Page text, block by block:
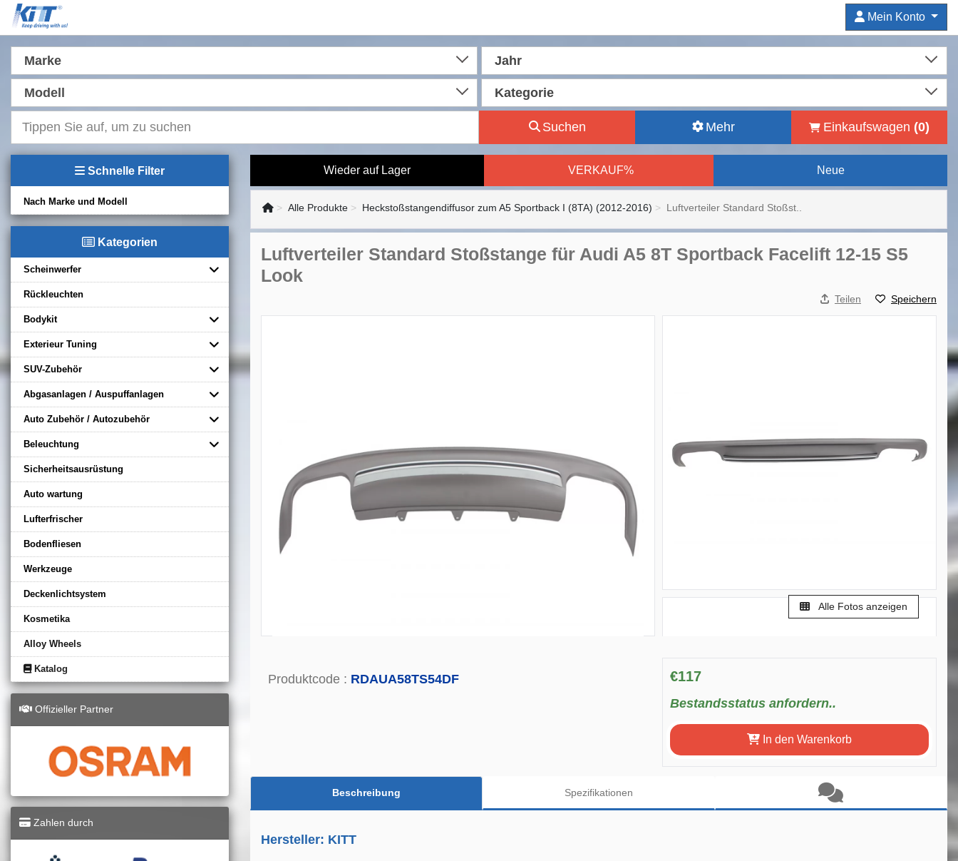
Mein Konto
Marke Jahr
Modell Kategorie
Suchen Mehr Einkaufswagen (0)
Schnelle Filter
Nach Marke und Modell
Kategorien
Scheinwerfer
Rückleuchten
Bodykit
Exterieur Tuning
SUV-Zubehör
Abgasanlagen / Auspuffanlagen
Auto Zubehör / Autozubehör
Beleuchtung
Sicherheitsausrüstung
Auto wartung
Lufterfrischer
Bodenfliesen
Werkzeuge
Deckenlichtsystem
Kosmetika
Alloy Wheels
Katalog
Offizieller Partner
Zahlen durch
Wieder auf Lager VERKAUF% Neue
Alle Produkte Heckstoßstangendiffusor zum A5 Sportback I (8TA) (2012-2016) Luftverteiler Standard Stoßst..
Luftverteiler Standard Stoßstange für Audi A5 8T Sportback Facelift 12-15 S5
Look
Teilen Speichern
Alle Fotos anzeigen
Produktcode : RDAUA58TS54DF €117
Bestandsstatus anfordern..
In den Warenkorb
Beschreibung Spezifikationen
Hersteller: KITT